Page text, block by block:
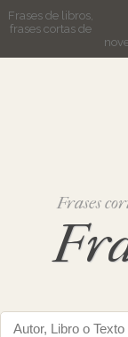
Frases de libros,
frases cortas de
Frases